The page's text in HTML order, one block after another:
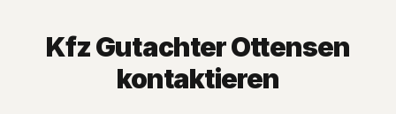
Kfz Gutachter Ottensen
kontaktieren